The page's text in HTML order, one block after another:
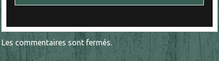
Les commentaires sont fermés.